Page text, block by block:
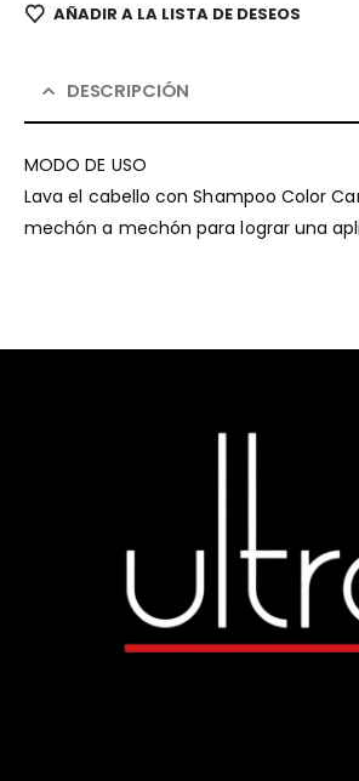
AÑADIR A LA LISTA DE DESEOS
DESCRIPCIÓN
MODO DE USO
Lava el cabello con Shampoo Color
mechón a mechón para lograr una